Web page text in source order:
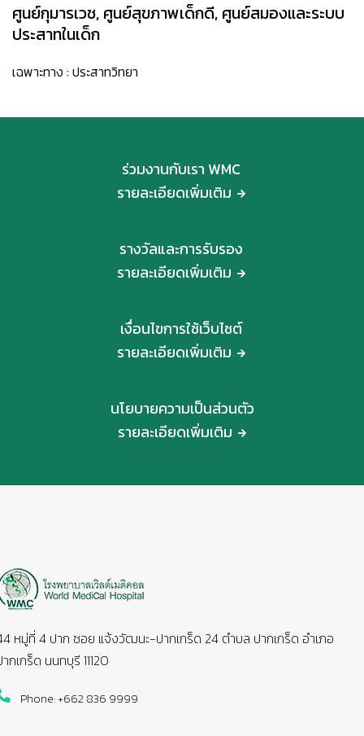
ศูนย์กุมารเวช, ศูนย์สุขภาพเด็กดี, ศูนย์สมองและระบบ
ประสาทในเด็ก
เฉพาะทาง : ประสาทวิทยา
ร่วมงานกับเรา WMC
รายละเอียดเพิ่มเติม
รางวัลและการรับรอง
รายละเอียดเพิ่มเติม
เงื่อนไขการใช้เว็บไซต์
รายละเอียดเพิ่มเติม
นโยบายความเป็นส่วนตัว
รายละเอียดเพิ่มเติม
หมู่ที่ 4 ปาก ซอย แจ้งวัฒนะ-ปากเกร็ด 24 ตำบล ปากเกร็ด อำเภอ
กเกร็ด นนทบุรี 11120
Phone: +662 836 9999